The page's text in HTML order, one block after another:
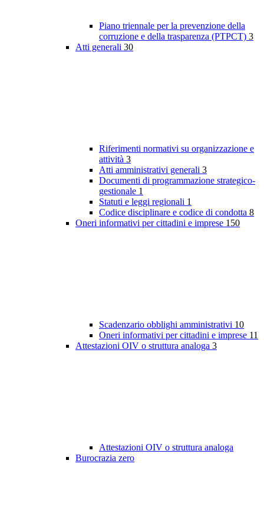
Piano triennale per la prevenzione della
corruzione e della trasparenza (PTPCT) 3
Atti generali 30
Riferimenti normativi su organizzazione e
attività 3
Atti amministrativi generali 3
Documenti di programmazione strategico-
gestionale 1
Statuti e leggi regionali 1
Codice disciplinare e codice di condotta 8
Oneri informativi per cittadini e imprese 150
Scadenzario obblighi amministrativi 10
Oneri informativi per cittadini e imprese 11
Attestazioni OIV o struttura analoga 3
Attestazioni OIV o struttura analoga
Burocrazia zero